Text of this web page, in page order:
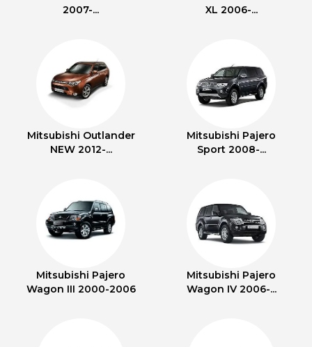
2007-...
XL 2006-...
Mitsubishi Outlander
NEW 2012-...
Mitsubishi Pajero
Sport 2008-...
Mitsubishi Pajero
Wagon III 2000-2006
Mitsubishi Pajero
Wagon IV 2006-...